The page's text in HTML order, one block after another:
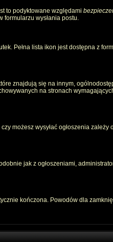
to podyktowane względami
formularzu wysłania postu.
Pełna lista ikon jest dostępna z
znajdują się na innym,
na stronach
możesz wysyłać ogłoszenia zależy
jak z ogłoszeniami,
kończona. Powodów dla